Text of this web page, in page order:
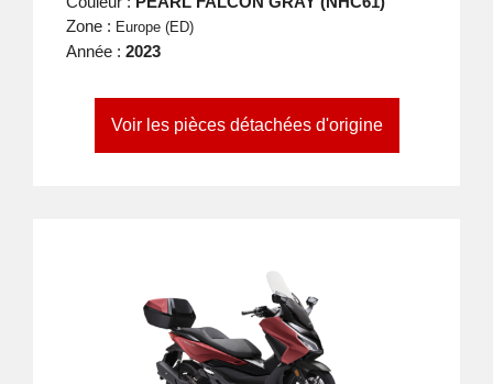
Zone : Europe (ED)
Année : 2023
Voir les pièces détachées d'origine